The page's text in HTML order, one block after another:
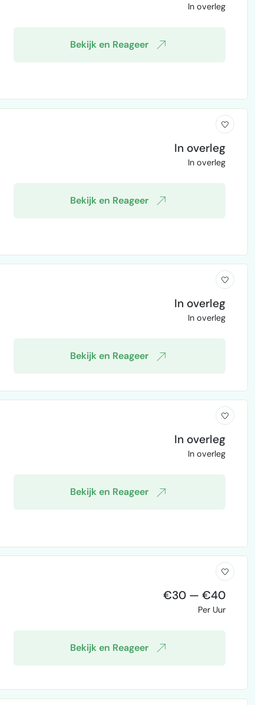
In overleg
Bekijk en Reageer
In overleg
In overleg
Bekijk en Reageer
In overleg
In overleg
Bekijk en Reageer
In overleg
In overleg
Bekijk en Reageer
€30 — €40
Per Uur
Bekijk en Reageer